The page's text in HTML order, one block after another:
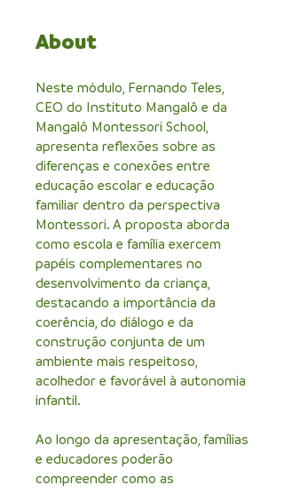
About
Neste módulo, Fernando Teles,
CEO do Instituto Mangalô e da
Mangalô Montessori School,
apresenta reflexões sobre as
diferenças e conexões entre
educação escolar e educação
familiar dentro da perspectiva
Montessori. A proposta aborda
como escola e família exercem
papéis complementares no
desenvolvimento da criança,
destacando a importância da
coerência, do diálogo e da
construção conjunta de um
ambiente mais respeitoso,
acolhedor e favorável à autonomia
infantil.
Ao longo da apresentação, famílias
e educadores poderão
compreender como as